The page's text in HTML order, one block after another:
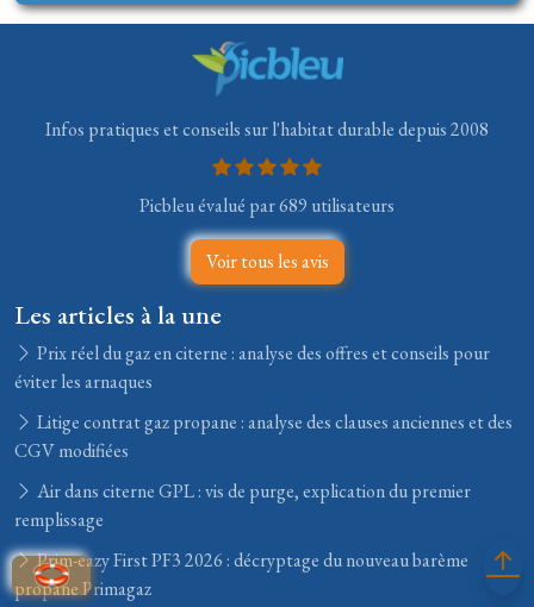
Infos pratiques et conseils sur l'habitat durable depuis 2008
Picbleu évalué par 689 utilisateurs
Voir tous les avis
Les articles à la une
Prix réel du gaz en citerne : analyse des offres et conseils pour
éviter les arnaques
Litige contrat gaz propane : analyse des clauses anciennes et des
CGV modifiées
Air dans citerne GPL : vis de purge, explication du premier
remplissage
Prim-eazy First PF3 2026 : décryptage du nouveau barème
propane Primagaz